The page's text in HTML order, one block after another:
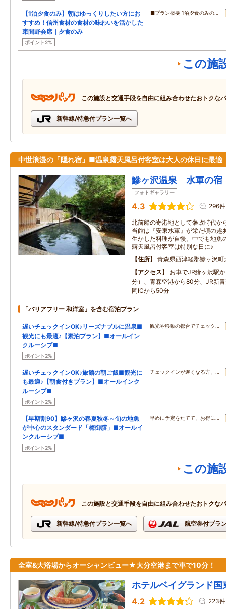
【1泊夕食のみ】朝はゆっくりしたい方にお
すすめ！信州食材の食材の味わいを活かした
束間野会席｜夕食のみ
ポイント2%
■プラン概要 1泊夕食のみの…
この施
この施設と交通手段を自由に組み合わせたおトクな
新幹線/特急付プラン一覧へ
中世浪漫の「隠れ宿」■温泉露天風呂付客室は大人の休日に最適
鰺ヶ沢温泉 水軍の宿
フォトギャラリー
4.3 296件
北前船の寄港地として藩政時代か
当館は『安東水軍』が栄た頃の趣
生かした料理が自慢。中でも地魚
露天風呂付客室は特別な日に♪
住所
青森県西津軽郡鰺ヶ沢
アクセス
お車でJR鰺ヶ沢駅
分）、青森空港から80分、JR新
岡ICから50分
「バリアフリー 和洋室」を含む宿泊プラン
遅いチェックインOK♪リーズナブルに温泉■
観光にも最適♪【素泊プラン】■オールイン
クルーシブ■
ポイント2%
観光や移動の都合でチェック…
遅いチェックインOK♪旅館の朝ご飯■観光に
も最適♪【朝食付きプラン】■オールインク
ルーシブ■
ポイント2%
チェックインが遅くなる方、…
【早期割90】鰺ヶ沢の春夏秋冬～旬の地魚
が中心のスタンダード「梅御膳」■オールイ
ンクルーシブ■
ポイント2%
早めに予定をたてて、お得に…
この施
この施設と交通手段を自由に組み合わせたおトクな
新幹線/特急付プラン一覧へ 航空券付プラ
全室&大浴場からオーシャンビュー★大分空港まで車で10分！
ホテルベイグランド国
4.2 223件